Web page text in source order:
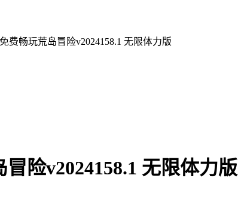
费畅玩荒岛冒险v2024158.1 无限体力版
险v2024158.1 无限体力版